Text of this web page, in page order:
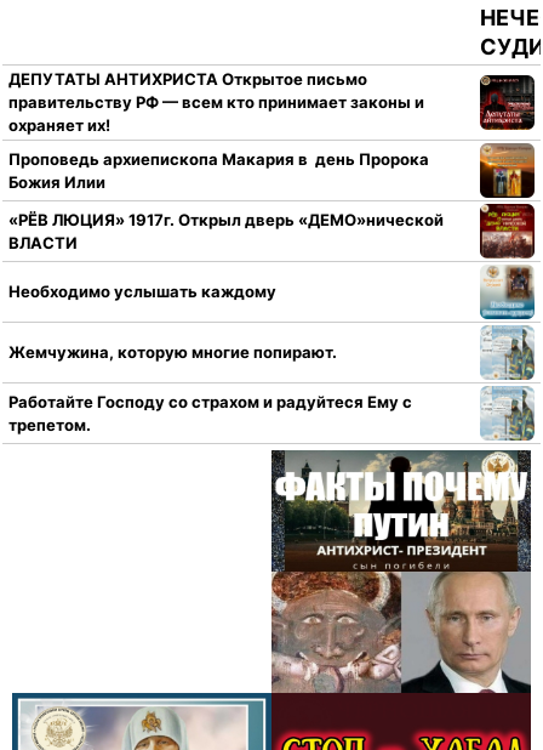
ДЕПУТАТЫ АНТИХРИСТА Открытое письмо
правительству РФ — всем кто принимает законы и
охраняет их!
Проповедь архиепископа Макария в день Пророка
Божия Илии
«РЁВ ЛЮЦИЯ» 1917г. Открыл дверь «ДЕМО»нической
ВЛАСТИ
Необходимо услышать каждому
Жемчужина, которую многие попирают.
Работайте Господу со страхом и радуйтеся Ему с
трепетом.